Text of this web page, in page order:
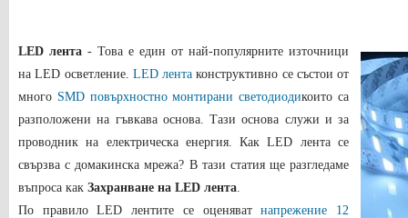
LED лента - Това е един от най-популярните източници
на LED осветление. LED лента конструктивно се състои от
много SMD повърхностно монтирани светодиодикоито са
разположени на гъвкава основа. Тази основа служи и за
проводник на електрическа енергия. Как LED лента се
свързва с домакинска мрежа? В тази статия ще разгледаме
въпроса как Захранване на LED лента.
По правило LED лентите се оценяватнапрежение 12